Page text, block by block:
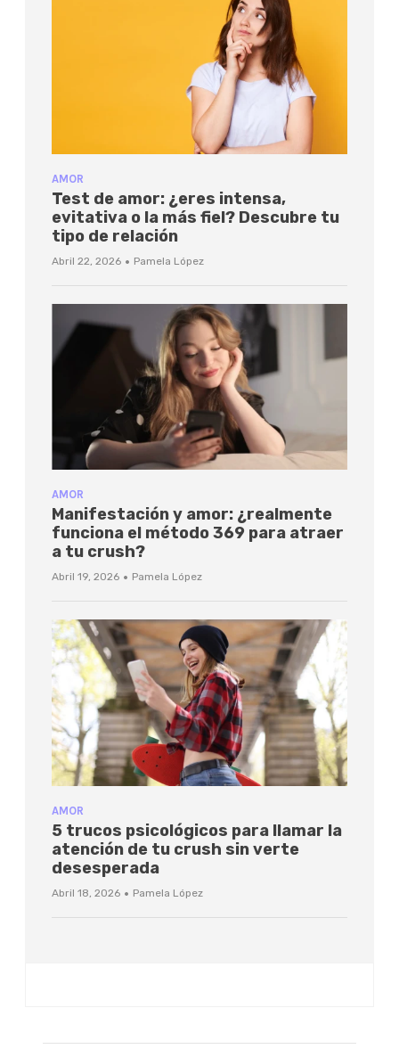
AMOR
Test de amor: ¿eres intensa,
evitativa o la más fiel? Descubre tu
tipo de relación
Abril 22, 2026 · Pamela López
AMOR
Manifestación y amor: ¿realmente
funciona el método 369 para atraer
a tu crush?
Abril 19, 2026 · Pamela López
AMOR
5 trucos psicológicos para llamar la
atención de tu crush sin verte
desesperada
Abril 18, 2026 · Pamela López